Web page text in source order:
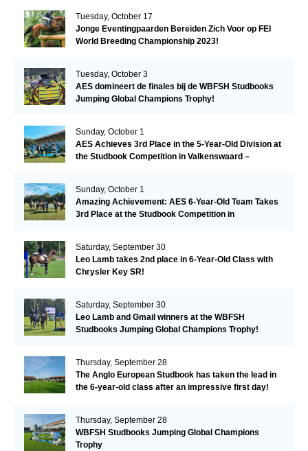
Tuesday, October 17
Jonge Eventingpaarden Bereiden Zich Voor op FEI
World Breeding Championship 2023!
Tuesday, October 3
AES domineert de finales bij de WBFSH Studbooks
Jumping Global Champions Trophy!
Sunday, October 1
AES Achieves 3rd Place in the 5-Year-Old Division at
the Studbook Competition in Valkenswaard –
Sunday, October 1
Amazing Achievement: AES 6-Year-Old Team Takes
3rd Place at the Studbook Competition in
Saturday, September 30
Leo Lamb takes 2nd place in 6-Year-Old Class with
Chrysler Key SR!
Saturday, September 30
Leo Lamb and Gmail winners at the WBFSH
Studbooks Jumping Global Champions Trophy!
Thursday, September 28
The Anglo European Studbook has taken the lead in
the 6-year-old class after an impressive first day!​
Thursday, September 28
WBFSH Studbooks Jumping Global Champions
Trophy